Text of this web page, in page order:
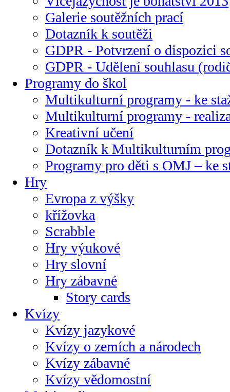
Galerie soutěžních prací
Dotazník k soutěži
GDPR - Potvrzení o dispozici
GDPR - Udělení souhlasu
Programy do škol
Multikulturní programy - ke
Multikulturní programy -
Kreativní učení
Dotazník k Multikulturním
Programy pro děti s OMJ – ke
Hry
Evropa z výšky
křížovka
Scrabble
Hry výukové
Hry slovní
Hry zábavné
Story cards
Kvízy
Kvízy jazykové
Kvízy o zemích a národech
Kvízy zábavné
Kvízy vědomostní